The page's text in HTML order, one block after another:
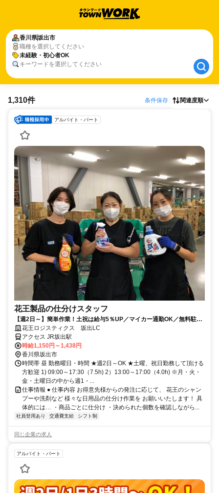
香川県坂出市
職種を選択してください
未経験・初心者OK
キーワードを選択してください
香川県坂出市
未経験・初心者OK
1,310件 条件保存 関連度順
アルバイト・パート
花王製品の仕分けスタッフ
【週2日～】簡単作業！土祝は給与5％UP／マイカー通勤OK／無料駐車
場完備
花王ロジスティクス 坂出LC
アクセス JR坂出駅
時給1,150円～1,438円
香川県坂出市
時間帯 昼 勤務曜日・時間 ★週2日～OK ★土曜、祝日勤務して頂ける
方歓迎 1) 09:00～17:30（7.5h) 2）13:00～17:00（4.0h) ※月・火・
金・土曜日の中から週1・...
仕事情報 ● 仕事内容 お得意先様からの発注に応じて、 花王のシャン
プーや洗剤など 様々な日用品の仕分け作業を お願いいたします！ 具
体的には… ・商品ごとに仕分け ・決められた個数を確認しながら...
社員登用あり 交通費支給 シフト制
同じ企業の求人
アルバイト・パート